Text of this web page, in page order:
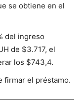
se obtiene en el
del ingreso
de $3.717, el
los $743,4.
firmar el préstamo.